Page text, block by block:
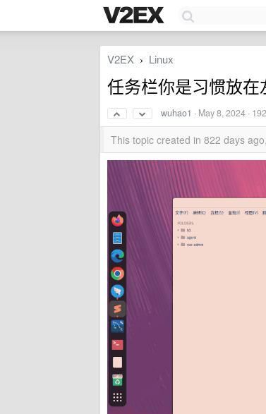
V2EX › Linux
任务栏你是习惯放
wuhao1 · May 8, 2024 ·
This topic created in 822 days